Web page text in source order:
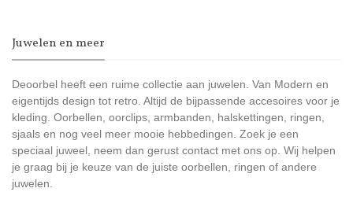
Juwelen en meer
Deoorbel heeft een ruime collectie aan juwelen. Van Modern en
eigentijds design tot retro. Altijd de bijpassende accesoires voor je
kleding. Oorbellen, oorclips, armbanden, halskettingen, ringen,
sjaals en nog veel meer mooie hebbedingen. Zoek je een
speciaal juweel, neem dan gerust contact met ons op. Wij helpen
je graag bij je keuze van de juiste oorbellen, ringen of andere
juwelen.